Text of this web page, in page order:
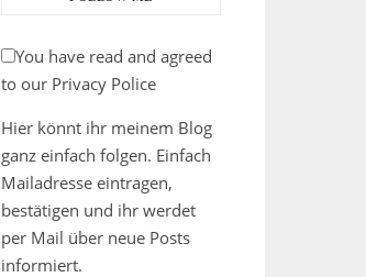
You have read and agreed
to our Privacy Police
Hier könnt ihr meinem Blog
ganz einfach folgen. Einfach
Mailadresse eintragen,
bestätigen und ihr werdet
per Mail über neue Posts
informiert.